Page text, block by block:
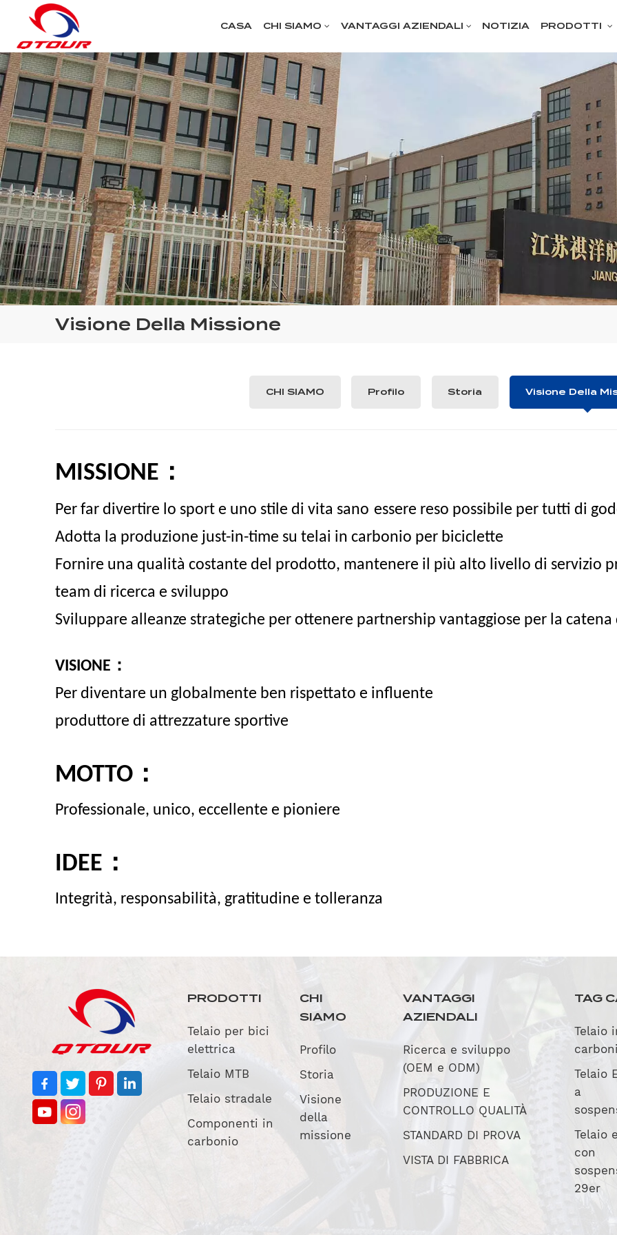
CASA CHI SIAMO VANTAGGI AZIENDALI NOTIZIA PRODOTTI
Visione Della Missione
CHI SIAMO Profilo Storia Visione Della
MISSIONE ：
Per far divertire lo sport e uno stile di vita sano essere reso possibile per tutti di
Adotta la produzione just-in-time su telai in carbonio per biciclette
Fornire una qualità costante del prodotto, mantenere il più alto livello di servizio
team di ricerca e sviluppo
Sviluppare alleanze strategiche per ottenere partnership vantaggiose per la catena
VISIONE ：
Per diventare un globalmente ben rispettato e influente
produttore di attrezzature sportive
MOTTO：
Professionale, unico, eccellente e pioniere
IDEE ：
Integrità, responsabilità, gratitudine e tolleranza
PRODOTTI
Telaio per bici
elettrica
Telaio MTB
Telaio stradale
Componenti in
carbonio
CHI
SIAMO
Profilo
Storia
Visione
della
missione
VANTAGGI
AZIENDALI
Ricerca e sviluppo
(OEM e ODM)
PRODUZIONE E
CONTROLLO QUALITÀ
STANDARD DI PROVA
VISTA DI FABBRICA
TAG
Telaio
Telaio
a
Telaio
con
29er